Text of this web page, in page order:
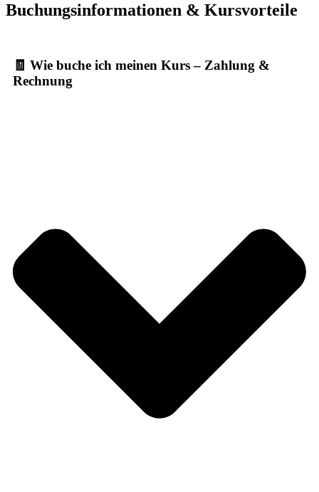
Buchungsinformationen & Kursvorteile
🧾 Wie buche ich meinen Kurs – Zahlung &
Rechnung